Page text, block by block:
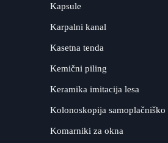
Kapsule
Karpalni kanal
Kasetna tenda
Kemični piling
Keramika imitacija lesa
Kolonoskopija samoplačniško
Komarniki za okna